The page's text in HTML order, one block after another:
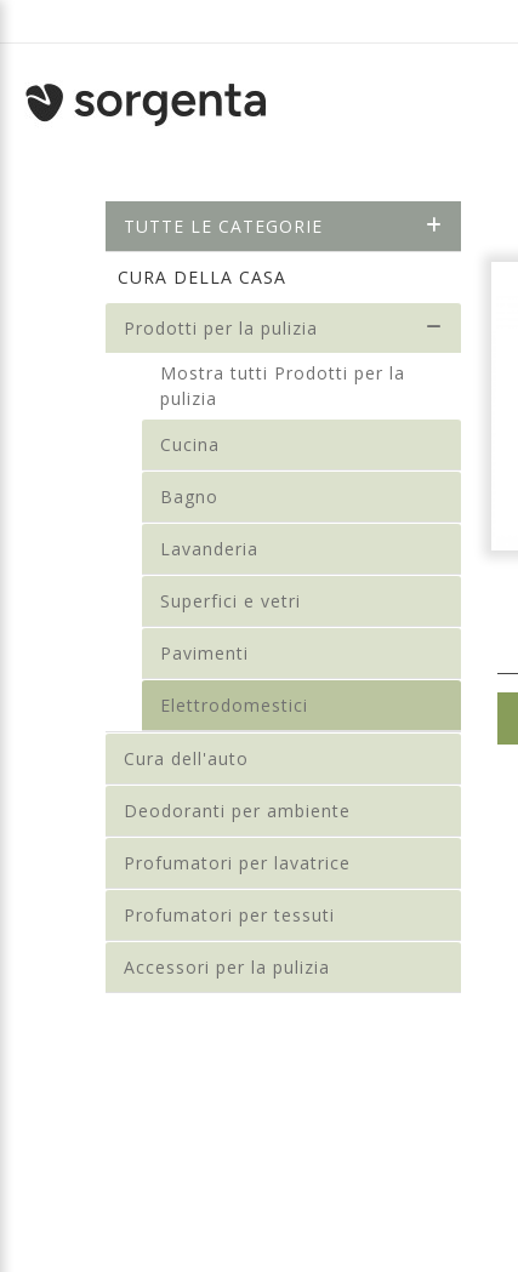
TUTTE LE CATEGORIE
CURA DELLA CASA
Prodotti per la pulizia
Mostra tutti Prodotti per la
pulizia
Cucina
Bagno
Lavanderia
Superfici e vetri
Pavimenti
Elettrodomestici
Cura dell'auto
Deodoranti per ambiente
Profumatori per lavatrice
Profumatori per tessuti
Accessori per la pulizia